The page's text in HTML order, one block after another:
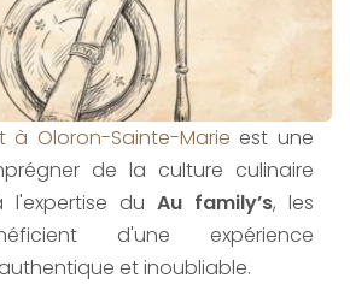
à Oloron-Sainte-Marie est une
de la culture culinaire
l'expertise du Au family’s, les
d'une expérience
et inoubliable.